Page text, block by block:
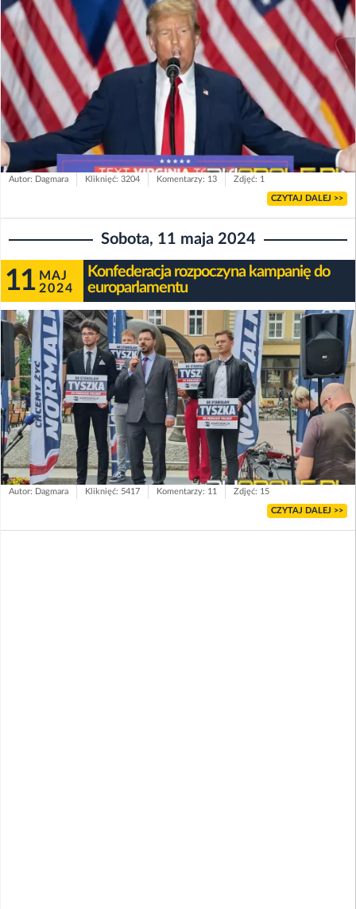
Autor: Dagmara Kliknięć: 3204 Komentarzy: 13 Zdjęć: 1
CZYTAJ DALEJ >>
Sobota, 11 maja 2024
11 MAJ
2024
Konfederacja rozpoczyna kampanię do
europarlamentu
Autor: Dagmara Kliknięć: 5417 Komentarzy: 11 Zdjęć: 15
CZYTAJ DALEJ >>